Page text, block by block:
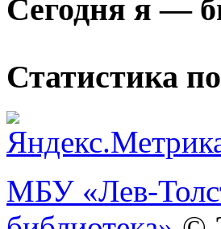
Сегодня я —
Статистика
МБУ «Лев-